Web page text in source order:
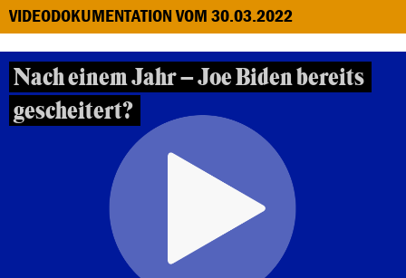
VIDEODOKUMENTATION VOM 30.03.2022
Nach einem Jahr – Joe Biden bereits
gescheitert?